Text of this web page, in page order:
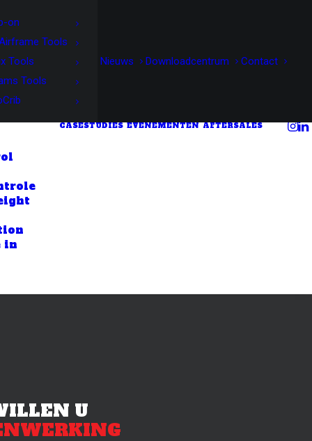
on
Tools
Tools
Tools
Nieuws Downloadcentrum Contact
in
CASESTUDIES EVENEMENTEN AFTERSALES
U